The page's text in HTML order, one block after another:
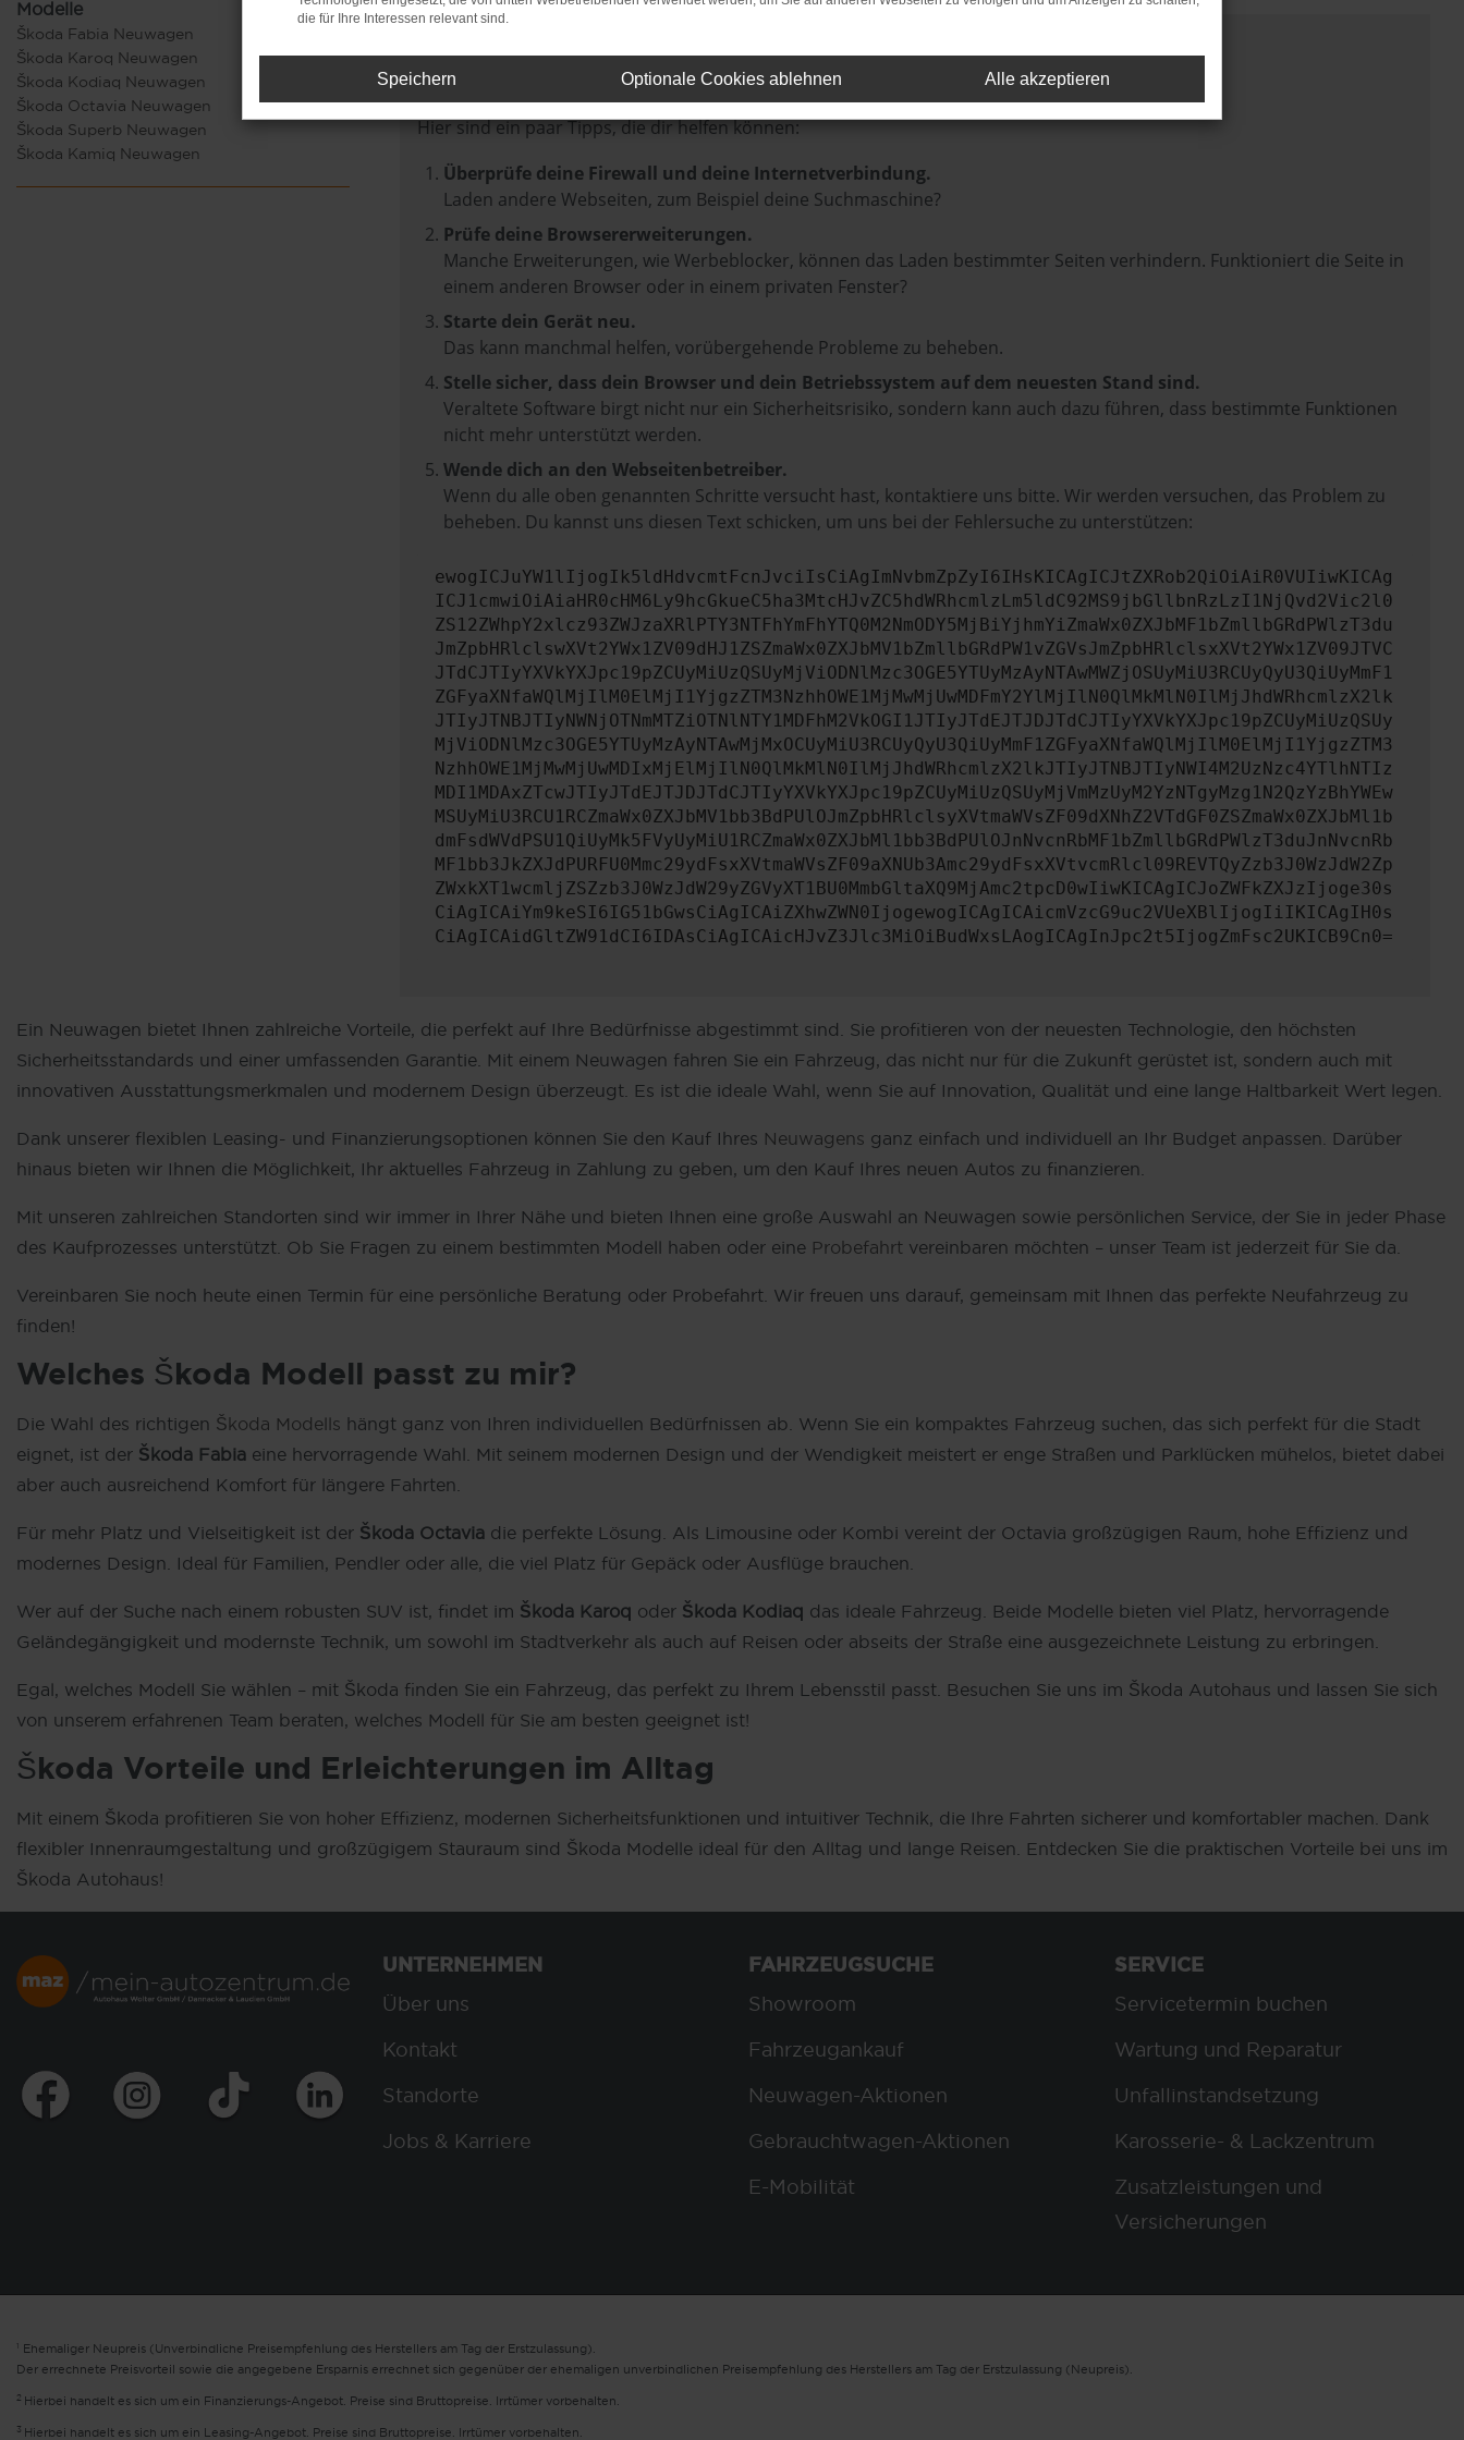
Modelle
Škoda Fabia Neuwagen
Škoda Karoq Neuwagen
Škoda Kodiaq Neuwagen
Škoda Octavia Neuwagen
Škoda Superb Neuwagen
Škoda Kamiq Neuwagen
Fehler: Network Error
Beim Laden ist ein Fehler aufgetreten.
Hier sind ein paar Tipps, die dir helfen können:
Überprüfe deine Firewall und deine Internetverbindung.
Laden andere Webseiten, zum Beispiel deine Suchmaschine?
Prüfe deine Browsererweiterungen.
Manche Erweiterungen, wie Werbeblocker, können das Laden bestimmter Seiten verhindern. Funktioniert die Seite in
einem anderen Browser oder in einem privaten Fenster?
Starte dein Gerät neu.
Das kann manchmal helfen, vorübergehende Probleme zu beheben.
Stelle sicher, dass dein Browser und dein Betriebssystem auf dem neuesten Stand sind.
Veraltete Software birgt nicht nur ein Sicherheitsrisiko, sondern kann auch dazu führen, dass bestimmte Funktionen
nicht mehr unterstützt werden.
Wende dich an den Webseitenbetreiber.
Wenn du alle oben genannten Schritte versucht hast, kontaktiere uns bitte. Wir werden versuchen, das Problem zu
beheben. Du kannst uns diesen Text schicken, um uns bei der Fehlersuche zu unterstützen:
ewogICJuYW1lIjogIk5ldHdvcmtFcnJvciIsCiAgImNvbmZpZyI6IHsKICAgICJtZXRob2QiOiAiR0VUIiwKICAg
ICJ1cmwiOiAiaHR0cHM6Ly9hcGkueC5ha3MtcHJvZC5hdWRhcmlzLm5ldC92MS9jbGllbnRzLzI1NjQvd2Vic2l0
ZS12ZWhpY2xlcz93ZWJzaXRlPTY3NTFhYmFhYTQ0M2NmODY5MjBiYjhmYiZmaWx0ZXJbMF1bZmllbGRdPWlzT3du
JmZpbHRlclswXVt2YWx1ZV09dHJ1ZSZmaWx0ZXJbMV1bZmllbGRdPW1vZGVsJmZpbHRlclsxXVt2YWx1ZV09JTVC
JTdCJTIyYXVkYXJpc19pZCUyMiUzQSUyMjViODNlMzc3OGE5YTUyMzAyNTAwMWZjOSUyMiU3RCUyQyU3QiUyMmF1
ZGFyaXNfaWQlMjIlM0ElMjI1YjgzZTM3NzhhOWE1MjMwMjUwMDFmY2YlMjIlN0QlMkMlN0IlMjJhdWRhcmlzX2lk
JTIyJTNBJTIyNWNjOTNmMTZiOTNlNTY1MDFhM2VkOGI1JTIyJTdEJTJDJTdCJTIyYXVkYXJpc19pZCUyMiUzQSUy
MjViODNlMzc3OGE5YTUyMzAyNTAwMjMxOCUyMiU3RCUyQyU3QiUyMmF1ZGFyaXNfaWQlMjIlM0ElMjI1YjgzZTM3
NzhhOWE1MjMwMjUwMDIxMjElMjIlN0QlMkMlN0IlMjJhdWRhcmlzX2lkJTIyJTNBJTIyNWI4M2UzNzc4YTlhNTIz
MDI1MDAxZTcwJTIyJTdEJTJDJTdCJTIyYXVkYXJpc19pZCUyMiUzQSUyMjVmMzUyM2YzNTgyMzg1N2QzYzBhYWEw
MSUyMiU3RCU1RCZmaWx0ZXJbMV1bb3BdPUlOJmZpbHRlclsyXVtmaWVsZF09dXNhZ2VTdGF0ZSZmaWx0ZXJbMl1b
dmFsdWVdPSU1QiUyMk5FVyUyMiU1RCZmaWx0ZXJbMl1bb3BdPUlOJnNvcnRbMF1bZmllbGRdPWlzT3duJnNvcnRb
MF1bb3JkZXJdPURFU0Mmc29ydFsxXVtmaWVsZF09aXNUb3Amc29ydFsxXVtvcmRlcl09REVTQyZzb3J0WzJdW2Zp
ZWxkXT1wcmljZSZzb3J0WzJdW29yZGVyXT1BU0MmbGltaXQ9MjAmc2tpcD0wIiwKICAgICJoZWFkZXJzIjoge30s
CiAgICAiYm9keSI6IG51bGwsCiAgICAiZXhwZWN0IjogewogICAgICAicmVzcG9uc2VUeXBlIjogIiIKICAgIH0s
CiAgICAidGltZW91dCI6IDAsCiAgICAicHJvZ3Jlc3MiOiBudWxsLAogICAgInJpc2t5IjogZmFsc2UKICB9Cn0=
Ein Neuwagen bietet Ihnen zahlreiche Vorteile, die perfekt auf Ihre Bedürfnisse abgestimmt sind. Sie profitieren von der neuesten Technologie, den höchsten
Sicherheitsstandards und einer umfassenden Garantie. Mit einem Neuwagen fahren Sie ein Fahrzeug, das nicht nur für die Zukunft gerüstet ist, sondern auch mit
innovativen Ausstattungsmerkmalen und modernem Design überzeugt. Es ist die ideale Wahl, wenn Sie auf Innovation, Qualität und eine lange Haltbarkeit Wert legen.
Dank unserer flexiblen Leasing- und Finanzierungsoptionen können Sie den Kauf Ihres Neuwagens ganz einfach und individuell an Ihr Budget anpassen. Darüber
hinaus bieten wir Ihnen die Möglichkeit, Ihr aktuelles Fahrzeug in Zahlung zu geben, um den Kauf Ihres neuen Autos zu finanzieren.
Mit unseren zahlreichen Standorten sind wir immer in Ihrer Nähe und bieten Ihnen eine große Auswahl an Neuwagen sowie persönlichen Service, der Sie in jeder Phase
des Kaufprozesses unterstützt. Ob Sie Fragen zu einem bestimmten Modell haben oder eine Probefahrt vereinbaren möchten – unser Team ist jederzeit für Sie da.
Vereinbaren Sie noch heute einen Termin für eine persönliche Beratung oder Probefahrt. Wir freuen uns darauf, gemeinsam mit Ihnen das perfekte Neufahrzeug zu
finden!
Welches Škoda Modell passt zu mir?
Die Wahl des richtigen Škoda Modells hängt ganz von Ihren individuellen Bedürfnissen ab. Wenn Sie ein kompaktes Fahrzeug suchen, das sich perfekt für die Stadt
eignet, ist der Škoda Fabia eine hervorragende Wahl. Mit seinem modernen Design und der Wendigkeit meistert er enge Straßen und Parklücken mühelos, bietet dabei
aber auch ausreichend Komfort für längere Fahrten.
Für mehr Platz und Vielseitigkeit ist der Škoda Octavia die perfekte Lösung. Als Limousine oder Kombi vereint der Octavia großzügigen Raum, hohe Effizienz und
modernes Design. Ideal für Familien, Pendler oder alle, die viel Platz für Gepäck oder Ausflüge brauchen.
Wer auf der Suche nach einem robusten SUV ist, findet im Škoda Karoq oder Škoda Kodiaq das ideale Fahrzeug. Beide Modelle bieten viel Platz, hervorragende
Geländegängigkeit und modernste Technik, um sowohl im Stadtverkehr als auch auf Reisen oder abseits der Straße eine ausgezeichnete Leistung zu erbringen.
Egal, welches Modell Sie wählen – mit Škoda finden Sie ein Fahrzeug, das perfekt zu Ihrem Lebensstil passt. Besuchen Sie uns im Škoda Autohaus und lassen Sie sich
von unserem erfahrenen Team beraten, welches Modell für Sie am besten geeignet ist!
Škoda Vorteile und Erleichterungen im Alltag
Mit einem Škoda profitieren Sie von hoher Effizienz, modernen Sicherheitsfunktionen und intuitiver Technik, die Ihre Fahrten sicherer und komfortabler machen. Dank
flexibler Innenraumgestaltung und großzügigem Stauraum sind Škoda Modelle ideal für den Alltag und lange Reisen. Entdecken Sie die praktischen Vorteile bei uns im
Škoda Autohaus!
UNTERNEHMEN
Über uns
Kontakt
Standorte
Jobs & Karriere
FAHRZEUGSUCHE
Showroom
Fahrzeugankauf
Neuwagen-Aktionen
Gebrauchtwagen-Aktionen
E-Mobilität
SERVICE
Servicetermin buchen
Wartung und Reparatur
Unfallinstandsetzung
Karosserie- & Lackzentrum
Zusatzleistungen und
Versicherungen
1 Ehemaliger Neupreis (Unverbindliche Preisempfehlung des Herstellers am Tag der Erstzulassung).
Der errechnete Preisvorteil sowie die angegebene Ersparnis errechnet sich gegenüber der ehemaligen unverbindlichen Preisempfehlung des Herstellers am Tag der Erstzulassung (Neupreis).
2 Hierbei handelt es sich um ein Finanzierungs-Angebot. Preise sind Bruttopreise. Irrtümer vorbehalten.
3 Hierbei handelt es sich um ein Leasing-Angebot. Preise sind Bruttopreise. Irrtümer vorbehalten.
die für Ihre Interessen relevant sind.
Speichern Optionale Cookies ablehnen Alle akzeptieren